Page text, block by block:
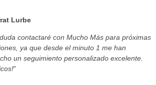
Lurbe
contactaré con Mucho Más para próximas
ya que desde el minuto 1 me han
un seguimiento personalizado excelente.
"